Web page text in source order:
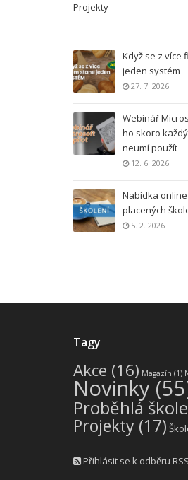
Projekty
Když se z více
jeden systém
27. 7. 2026
Webinář
ho skoro
neumí použít
12. 6. 2026
Nabídka
placených
5. 2. 2026
Tagy
Akce (16) Magazín (1)
Novinky
Proběhlá
Projekty (17)
Přihlásit se k odběru RSS